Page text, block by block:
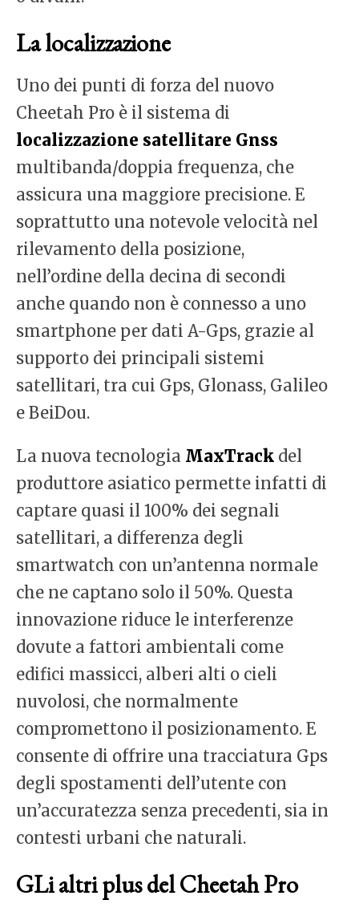
La localizzazione
Uno dei punti di forza del nuovo
Cheetah Pro è il sistema di
localizzazione satellitare Gnss
multibanda/doppia frequenza, che
assicura una maggiore precisione. E
soprattutto una notevole velocità nel
rilevamento della posizione,
nell’ordine della decina di secondi
anche quando non è connesso a uno
smartphone per dati A-Gps, grazie al
supporto dei principali sistemi
satellitari, tra cui Gps, Glonass, Galileo
e BeiDou.
La nuova tecnologia MaxTrack del
produttore asiatico permette infatti di
captare quasi il 100% dei segnali
satellitari, a differenza degli
smartwatch con un’antenna normale
che ne captano solo il 50%. Questa
innovazione riduce le interferenze
dovute a fattori ambientali come
edifici massicci, alberi alti o cieli
nuvolosi, che normalmente
compromettono il posizionamento. E
consente di offrire una tracciatura Gps
degli spostamenti dell’utente con
un’accuratezza senza precedenti, sia in
contesti urbani che naturali.
GLi altri plus del Cheetah Pro